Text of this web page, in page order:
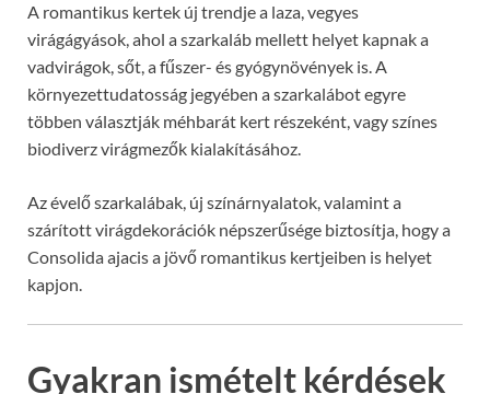
A romantikus kertek új trendje a laza, vegyes
virágágyások, ahol a szarkaláb mellett helyet kapnak a
vadvirágok, sőt, a fűszer- és gyógynövények is. A
környezettudatosság jegyében a szarkalábot egyre
többen választják méhbarát kert részeként, vagy színes
biodiverz virágmezők kialakításához.
Az évelő szarkalábak, új színárnyalatok, valamint a
szárított virágdekorációk népszerűsége biztosítja, hogy a
Consolida ajacis a jövő romantikus kertjeiben is helyet
kapjon.
Gyakran ismételt kérdések